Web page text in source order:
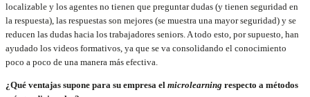
localizable y los agentes no tienen que preguntar dudas (y tienen seguridad en
la respuesta), las respuestas son mejores (se muestra una mayor seguridad) y se
reducen las dudas hacia los trabajadores seniors. A todo esto, por supuesto, han
ayudado los videos formativos, ya que se va consolidando el conocimiento
poco a poco de una manera más efectiva.
¿Qué ventajas supone para su empresa el microlearning respecto a métodos